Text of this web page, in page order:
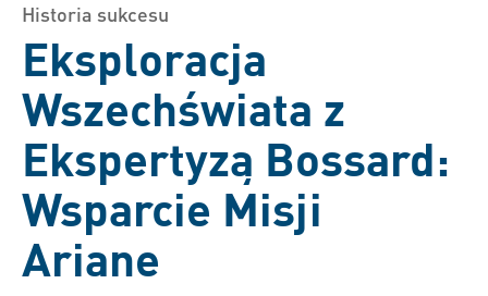
Historia sukcesu
Eksploracja
Wszechświata z
Ekspertyzą Bossard:
Wsparcie Misji
Ariane